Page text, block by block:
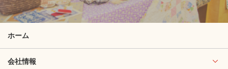
ホーム
会社情報